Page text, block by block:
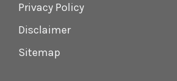
Privacy Policy
Disclaimer
Sitemap